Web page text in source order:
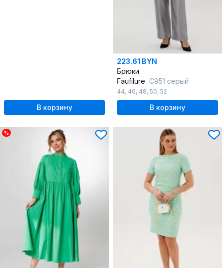
В корзину
223.61 BYN
Брюки
Faufilure C951 серый
44, 46, 48, 50, 52
В корзину
%